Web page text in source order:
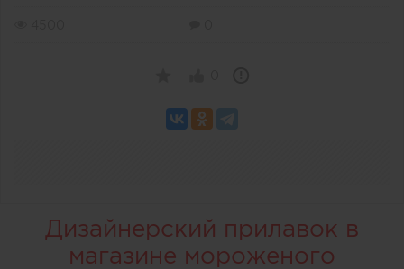
Дизайнерский прилавок в
магазине мороженого